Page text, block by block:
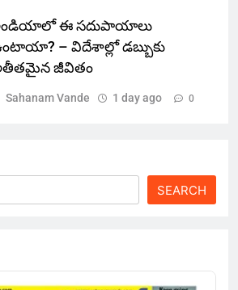
ఈ సదుపాయాలు
– విదేశాల్లో డబ్బుకు
జీవితం
Sahanam Vande 1 day ago 0
SEARCH